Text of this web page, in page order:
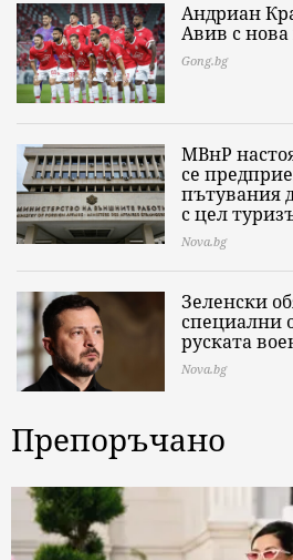
Андриан
Авив с
Gong.bg
МВнР
се
пътувания
с цел
Nova.bg
Зеленски
специални
руската
Nova.bg
Препоръчано